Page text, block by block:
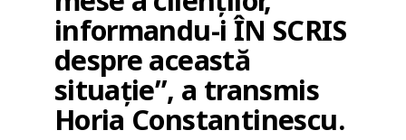
informandu-i ÎN SCRIS
despre această
situație”, a transmis
Horia Constantinescu.